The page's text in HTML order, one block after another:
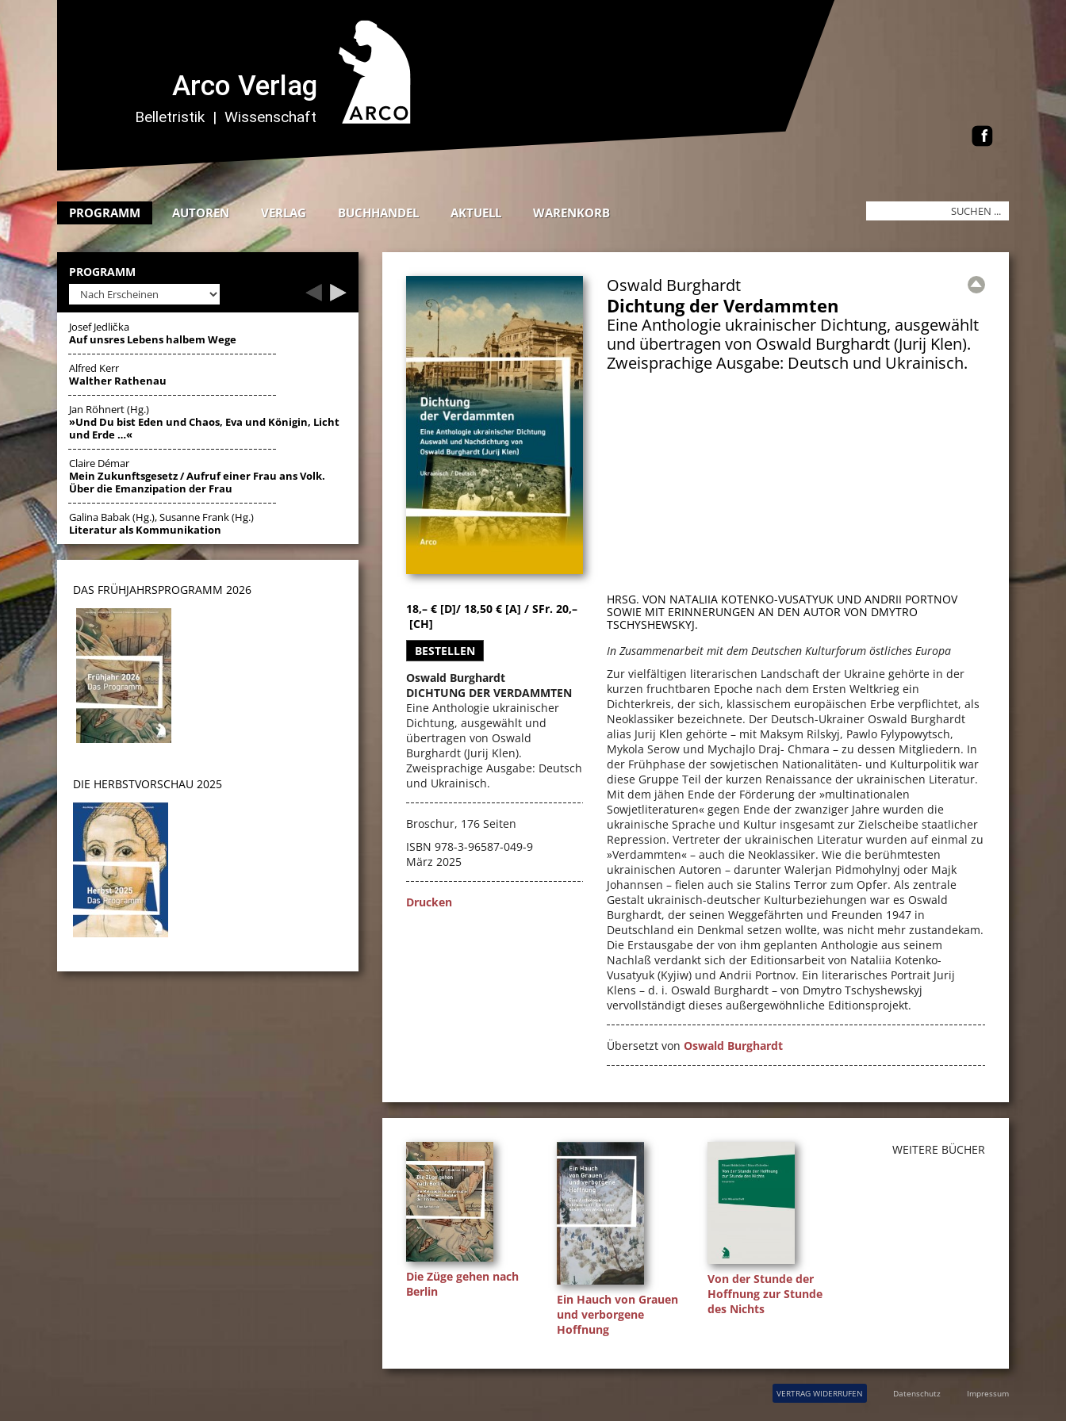
PROGRAMM AUTOREN VERLAG BUCHHANDEL AKTUELL WARENKORB
PROGRAMM
Josef Jedlička
Auf unsres Lebens halbem Wege
Alfred Kerr
Walther Rathenau
Jan Röhnert (Hg.)
»Und Du bist Eden und Chaos, Eva und Königin, Licht
und Erde …«
Claire Démar
Mein Zukunftsgesetz / Aufruf einer Frau ans Volk.
Über die Emanzipation der Frau
Galina Babak (Hg.), Susanne Frank (Hg.)
Literatur als Kommunikation
DAS FRÜHJAHRSPROGRAMM 2026
DIE HERBSTVORSCHAU 2025
Oswald Burghardt
Dichtung der Verdammten
Eine Anthologie ukrainischer Dichtung, ausgewählt
und übertragen von Oswald Burghardt (Jurij Klen).
Zweisprachige Ausgabe: Deutsch und Ukrainisch.
HRSG. VON NATALIIA KOTENKO-VUSATYUK UND ANDRII PORTNOV
SOWIE MIT ERINNERUNGEN AN DEN AUTOR VON DMYTRO
TSCHYSHEWSKYJ.
In Zusammenarbeit mit dem Deutschen Kulturforum östliches Europa
Zur vielfältigen literarischen Landschaft der Ukraine gehörte in der
kurzen fruchtbaren Epoche nach dem Ersten Weltkrieg ein
Dichterkreis, der sich, klassischem europäischen Erbe verpflichtet, als
Neoklassiker bezeichnete. Der Deutsch-Ukrainer Oswald Burghardt
alias Jurij Klen gehörte – mit Maksym Rilskyj, Pawlo Fylypowytsch,
Mykola Serow und Mychajlo Draj- Chmara – zu dessen Mitgliedern. In
der Frühphase der sowjetischen Nationalitäten- und Kulturpolitik war
diese Gruppe Teil der kurzen Renaissance der ukrainischen Literatur.
Mit dem jähen Ende der Förderung der »multinationalen
Sowjetliteraturen« gegen Ende der zwanziger Jahre wurden die
ukrainische Sprache und Kultur insgesamt zur Zielscheibe staatlicher
Repression. Vertreter der ukrainischen Literatur wurden auf einmal zu
»Verdammten« – auch die Neoklassiker. Wie die berühmtesten
ukrainischen Autoren – darunter Walerjan Pidmohylnyj oder Majk
Johannsen – fielen auch sie Stalins Terror zum Opfer. Als zentrale
Gestalt ukrainisch-deutscher Kulturbeziehungen war es Oswald
Burghardt, der seinen Weggefährten und Freunden 1947 in
Deutschland ein Denkmal setzen wollte, was nicht mehr zustandekam.
Die Erstausgabe der von ihm geplanten Anthologie aus seinem
Nachlaß verdankt sich der Editionsarbeit von Nataliia Kotenko-
Vusatyuk (Kyjiw) und Andrii Portnov. Ein literarisches Portrait Jurij
Klens – d. i. Oswald Burghardt – von Dmytro Tschyshewskyj
vervollständigt dieses außergewöhnliche Editionsprojekt.
Übersetzt vonOswald Burghardt
18,– € [D]/ 18,50 € [A] / SFr. 20,–
[CH]
BESTELLEN
Oswald Burghardt
DICHTUNG DER VERDAMMTEN
Eine Anthologie ukrainischer
Dichtung, ausgewählt und
übertragen von Oswald
Burghardt (Jurij Klen).
Zweisprachige Ausgabe: Deutsch
und Ukrainisch.
Broschur, 176 Seiten
ISBN 978-3-96587-049-9
März 2025
Drucken
WEITERE BÜCHER
Die Züge gehen nach
Berlin
Ein Hauch von Grauen
und verborgene
Hoffnung
Von der Stunde der
Hoffnung zur Stunde
des Nichts
VERTRAG WIDERRUFEN Datenschutz Impressum